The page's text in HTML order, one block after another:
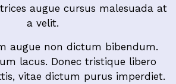
augue cursus malesuada at
a velit.
augue non dictum bibendum.
lacus. Donec tristique libero
vitae dictum purus imperdiet.